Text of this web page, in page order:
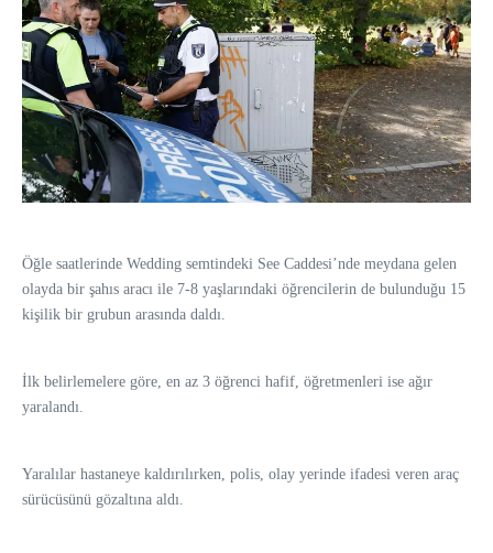
Öğle saatlerinde Wedding semtindeki See Caddesi’nde meydana gelen
olayda bir şahıs aracı ile 7-8 yaşlarındaki öğrencilerin de bulunduğu 15
kişilik bir grubun arasında daldı.
İlk belirlemelere göre, en az 3 öğrenci hafif, öğretmenleri ise ağır
yaralandı.
Yaralılar hastaneye kaldırılırken, polis, olay yerinde ifadesi veren araç
sürücüsünü gözaltına aldı.